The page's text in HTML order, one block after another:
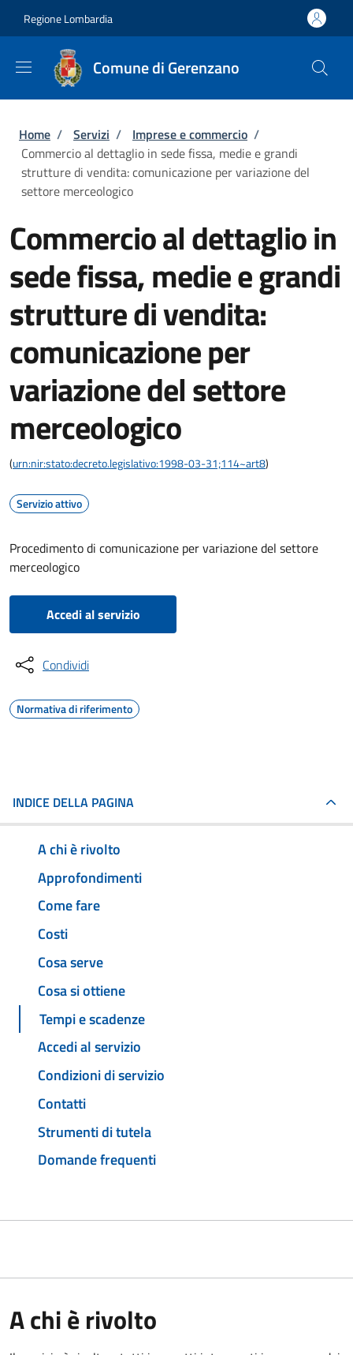
Regione Lombardia
Comune di Gerenzano
Briciole di pane
Home / Servizi / Imprese e commercio /
Commercio al dettaglio in sede fissa, medie e grandi
strutture di vendita: comunicazione per variazione del
settore merceologico
Commercio al dettaglio in
sede fissa, medie e grandi
strutture di vendita:
comunicazione per
variazione del settore
merceologico
(urn:nir:stato:decreto.legislativo:1998-03-31;114~art8)
Servizio attivo
Procedimento di comunicazione per variazione del settore
merceologico
Accedi al servizio
Condividi
Normativa di riferimento
INDICE DELLA PAGINA
A chi è rivolto
Approfondimenti
Come fare
Costi
Cosa serve
Cosa si ottiene
Tempi e scadenze
Accedi al servizio
Condizioni di servizio
Contatti
Strumenti di tutela
Domande frequenti
A chi è rivolto